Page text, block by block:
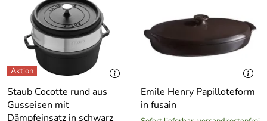
Staub Cocotte rund aus
Gusseisen mit
Dämpfeinsatz in schwarz
Emile Henry Papilloteform
in fusain